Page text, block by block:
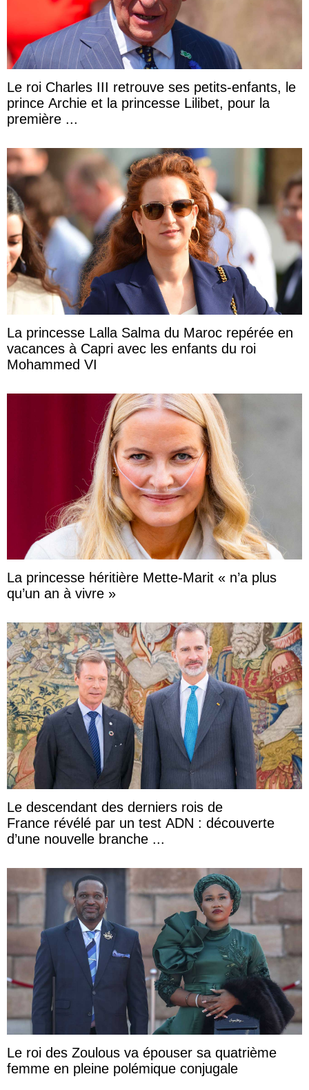
Le roi Charles III retrouve ses petits-enfants, le
prince Archie et la princesse Lilibet, pour la
première ...
La princesse Lalla Salma du Maroc repérée en
vacances à Capri avec les enfants du roi
Mohammed VI
La princesse héritière Mette-Marit « n’a plus
qu’un an à vivre »
Le descendant des derniers rois de
France révélé par un test ADN : découverte
d’une nouvelle branche ...
Le roi des Zoulous va épouser sa quatrième
femme en pleine polémique conjugale